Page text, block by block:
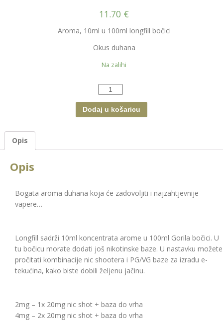
11.70 €
Aroma, 10ml u 100ml longfill bočici
Okus duhana
Na zalihi
Količina
Dodaj u košaricu
Opis
Opis
Bogata aroma duhana koja će zadovoljiti i najzahtjevnije
vapere…
Longfill sadrži 10ml koncentrata arome u 100ml Gorila bočici. U
tu bočicu morate dodati još nikotinske baze. U nastavku možete
pročitati kombinacije nic shootera i PG/VG baze za izradu e-
tekućina, kako biste dobili željenu jačinu.
2mg – 1x 20mg nic shot + baza do vrha
4mg – 2x 20mg nic shot + baza do vrha